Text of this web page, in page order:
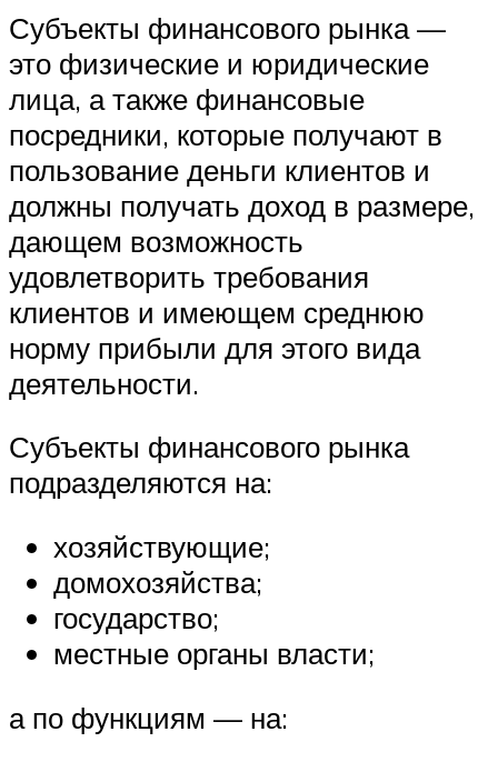
Субъекты финансового рынка —
это физические и юридические
лица, а также финансовые
посредники, которые получают в
пользование деньги клиентов и
должны получать доход в размере,
дающем возможность
удовлетворить требования
клиентов и имеющем среднюю
норму прибыли для этого вида
деятельности.
Субъекты финансового рынка
подразделяются на:
хозяйствующие;
домохозяйства;
государство;
местные органы власти;
а по функциям — на: